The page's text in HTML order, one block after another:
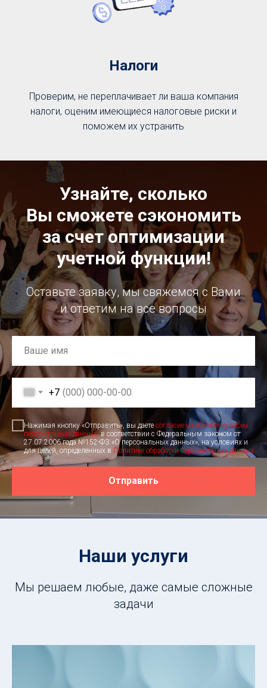
Налоги
Проверим, не переплачивает ли ваша компания
налоги, оценим имеющиеся налоговые риски и
поможем их устранить
Узнайте, сколько
Вы сможете сэкономить
за счет оптимизации
учетной функции!
Оставьте заявку, мы свяжемся с Вами
и ответим на все вопросы
+7
Нажимая кнопку «Отправить», вы даете согласие на обработку своих
персональных данных,в соответствии с Федеральным законом от
27.07.2006 года №152-ФЗ «О персональных данных», на условиях и
для целей, определенных в Политике обработки персональных данных
Отправить
Наши услуги
Мы решаем любые, даже самые сложные
задачи